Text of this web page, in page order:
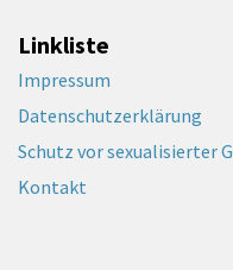
Linkliste
Impressum
Datenschutzerklärung
Schutz vor sexualisierter
Kontakt